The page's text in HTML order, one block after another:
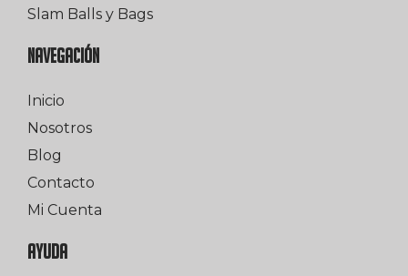
Slam Balls y Bags
NAVEGACIÓN
Inicio
Nosotros
Blog
Contacto
Mi Cuenta
AYUDA